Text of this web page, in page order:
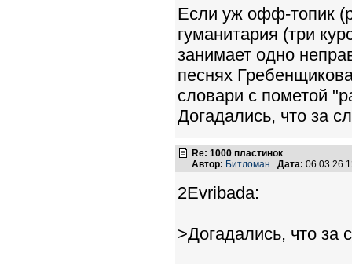
Если уж офф-топик
гуманитария (три
занимает одно
песнях
словари с пометой
Догадались, что за
Re: 1000 пластинок
Автор: Битломан Дата: 06.03.26
2Evribada:
>Догадались, что за